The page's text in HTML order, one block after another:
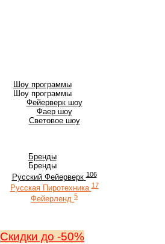
Шоу программы
Шоу программы
Фейерверк шоу
Фаер шоу
Световое шоу
Бренды
Бренды
Русский Фейерверк 106
Русская Пиротехника 17
Фейерленд 5
Скидки до -50%